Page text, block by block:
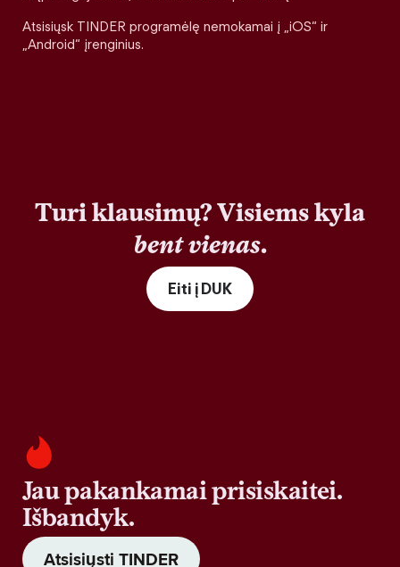
Atsisiųsk TINDER programėlę nemokamai į „iOS“ ir
„Android“ įrenginius.
Turi klausimų? Visiems kyla
bent vienas.
Eiti į DUK
Jau pakankamai prisiskaitei.
Išbandyk.
Atsisiųsti TINDER